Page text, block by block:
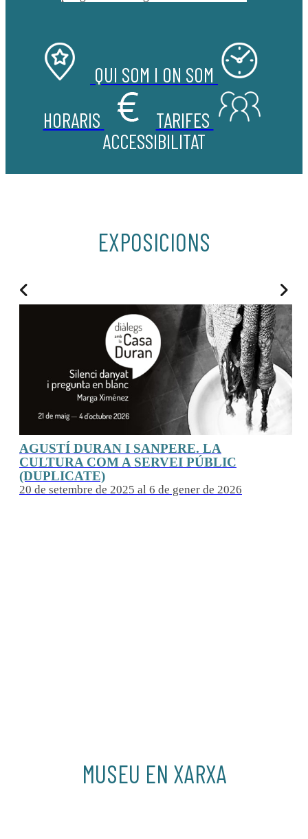
QUI SOM I ON SOM
HORARIS
TARIFES
ACCESSIBILITAT
EXPOSICIONS
AGUSTÍ DURAN I SANPERE. LA
CULTURA COM A SERVEI PÚBLIC
20 de setembre de 2025 al 6 de gener de 2026
MUSEU EN XARXA